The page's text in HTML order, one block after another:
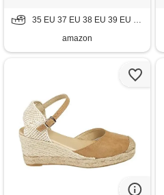
35 EU 37 EU 38 EU 39 EU 40 EU 41 EU
amazon